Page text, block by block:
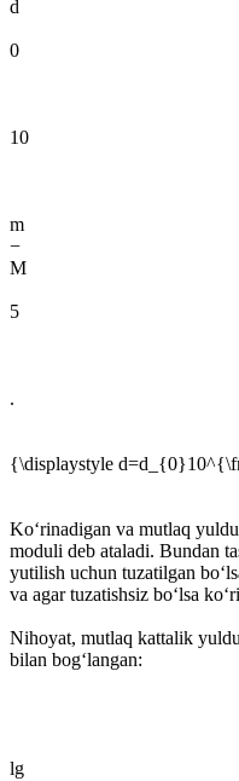
d
0
10
m
−
M
5
.
{\displaystyle
Koʻrinadigan va mutlaq
moduli deb ataladi. Bundan
yutilish uchun tuzatilgan
va agar tuzatishsiz boʻlsa
Nihoyat, mutlaq kattalik
bilan bogʻlangan:
lg